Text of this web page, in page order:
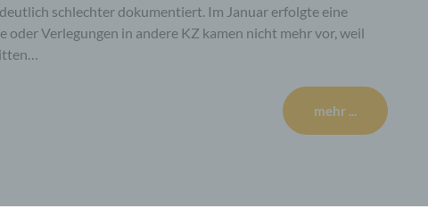
schlechter dokumentiert. Im Januar erfolgte eine
Verlegungen in andere KZ kamen nicht mehr vor, weil
mehr ...